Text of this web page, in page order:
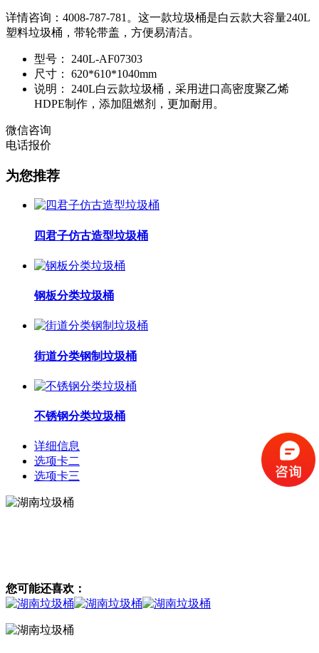
详情咨询：4008-787-781。这一款垃圾桶是白云款大容量240L
塑料垃圾桶，带轮带盖，方便易清洁。
型号：
240L-AF07303
尺寸：
620*610*1040mm
说明：
240L白云款垃圾桶，采用进口高密度聚乙烯
HDPE制作，添加阻燃剂，更加耐用。
微信咨询
电话报价
为您推荐
四君子仿古造型垃圾桶
钢板分类垃圾桶
街道分类钢制垃圾桶
不锈钢分类垃圾桶
详细信息
选项卡二
选项卡三
您可能还喜欢：